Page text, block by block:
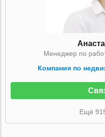
Менеджер по
Компания по
Ещё